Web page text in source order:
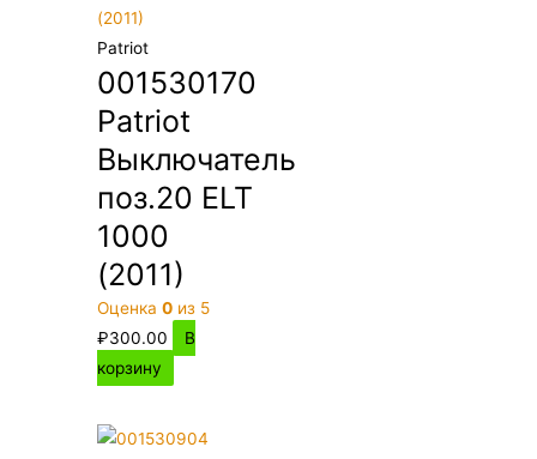
Patriot
001530170
Patriot
Выключатель
поз.20 ELT
1000
(2011)
Оценка0 из 5
₽300.00
В
корзину